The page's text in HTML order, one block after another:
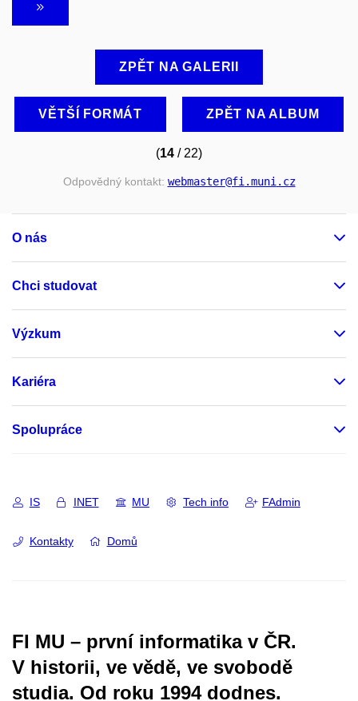
ZPĚT NA GALERII
VĚTŠÍ FORMÁT ZPĚT NA ALBUM
(14 / 22)
Odpovědný kontakt: webmaster@fi.muni.cz
O nás
Chci studovat
Výzkum
Kariéra
Spolupráce
IS INET MU Tech info FAdmin
Kontakty Domů
FI MU – první informatika v ČR.
V historii, ve vědě, ve svobodě
studia. Od roku 1994 dodnes.